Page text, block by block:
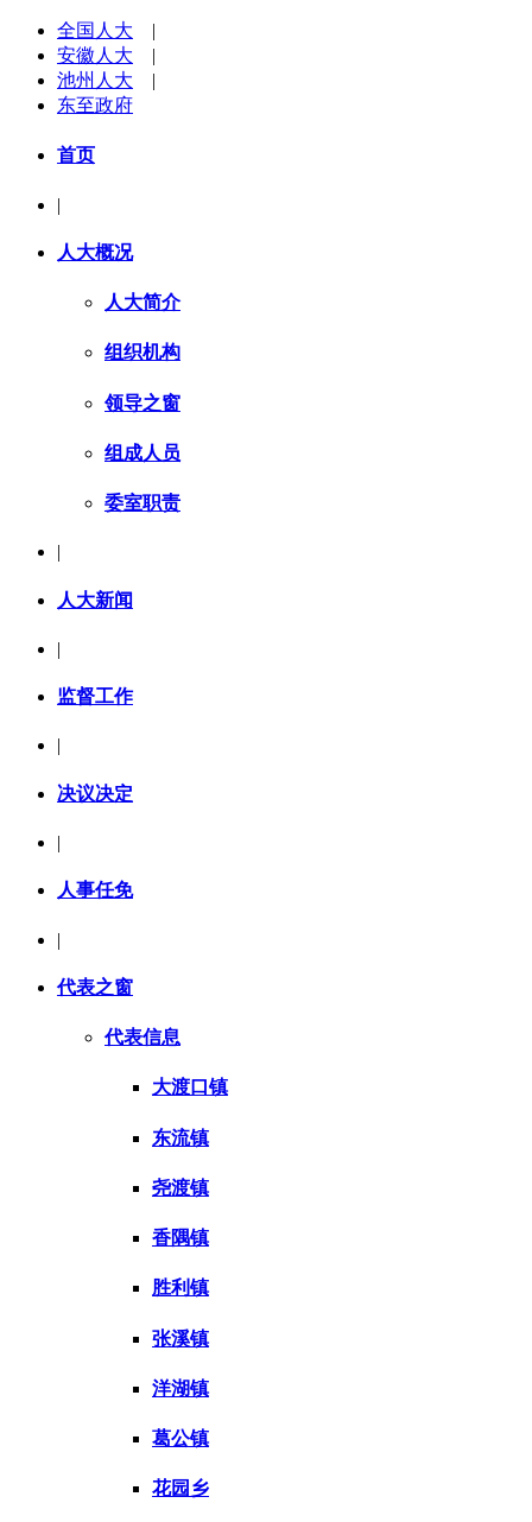
全国人大 |
安徽人大 |
池州人大 |
东至政府
首页
|
人大概况
人大简介
组织机构
领导之窗
组成人员
委室职责
|
人大新闻
|
监督工作
决议决定
|
人事任免
|
代表之窗
代表信息
大渡口镇
东流镇
尧渡镇
香隅镇
胜利镇
张溪镇
洋湖镇
葛公镇
花园乡